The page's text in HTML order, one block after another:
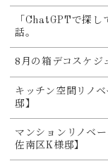
「ChatGPTで探し
話。
8月の箱デコスケジ
キッチン空間リノ
邸】
マンションリノベ
佐南区K様邸】